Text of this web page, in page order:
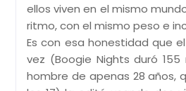
ellos viven en el mismo
ritmo, con el mismo peso e
Es con esa honestidad que
vez (Boogie Nights duró
hombre de apenas 28 años,